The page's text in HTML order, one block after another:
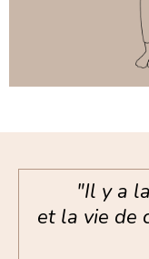
"Il y a
et la vie de